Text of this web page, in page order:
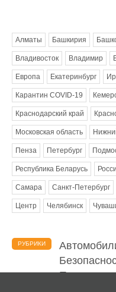
Алматы Башкирия
Владивосток Владимир
Европа Екатеринбург
Карантин COVID-19
Краснодарский край
Московская область
Пенза Петербург
Республика Беларусь
Самара Санкт-Петербург
Центр Челябинск
РУБРИКИ
Помощь